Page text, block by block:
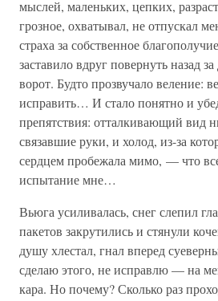
мыслей, маленьких, цепких,
грозное, охватывал, не отпускал
страха за собственное
заставило вдруг повернуть назад
ворот. Будто прозвучало веление:
исправить… И стало понятно и
препятствия: отталкивающий вид
связавшие руки, и холод, из-за
сердцем пробежала мимо, — что
испытание мне…
Вьюга усиливалась, снег слепил
пакетов закрутились и стянули
душу хлестал, гнал вперед
сделаю этого, не исправлю — на
кара. Но почему? Сколько раз